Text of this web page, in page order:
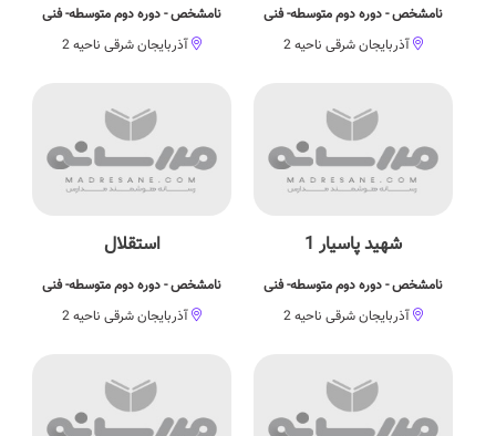
نامشخص - دوره دوم متوسطه- فنی
آذربایجان شرقی ناحیه 2
نامشخص - دوره دوم متوسطه- فنی
آذربایجان شرقی ناحیه 2
شهيد پاسيار 1
نامشخص - دوره دوم متوسطه- فنی
آذربایجان شرقی ناحیه 2
استقلال
نامشخص - دوره دوم متوسطه- فنی
آذربایجان شرقی ناحیه 2